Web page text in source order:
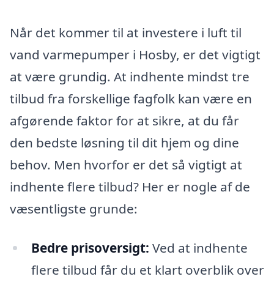
Når det kommer til at investere i luft til
vand varmepumper i Hosby, er det vigtigt
at være grundig. At indhente mindst tre
tilbud fra forskellige fagfolk kan være en
afgørende faktor for at sikre, at du får
den bedste løsning til dit hjem og dine
behov. Men hvorfor er det så vigtigt at
indhente flere tilbud? Her er nogle af de
væsentligste grunde:
Bedre prisoversigt: Ved at indhente
flere tilbud får du et klart overblik over